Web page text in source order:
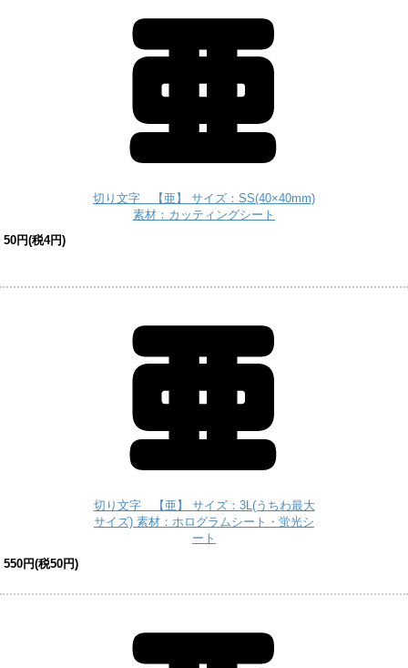
切り文字 【亜】 サイズ：SS(40×40mm)
素材：カッティングシート
50円(税4円)
切り文字 【亜】 サイズ：3L(うちわ最大
サイズ) 素材：ホログラムシート・蛍光シ
ート
550円(税50円)